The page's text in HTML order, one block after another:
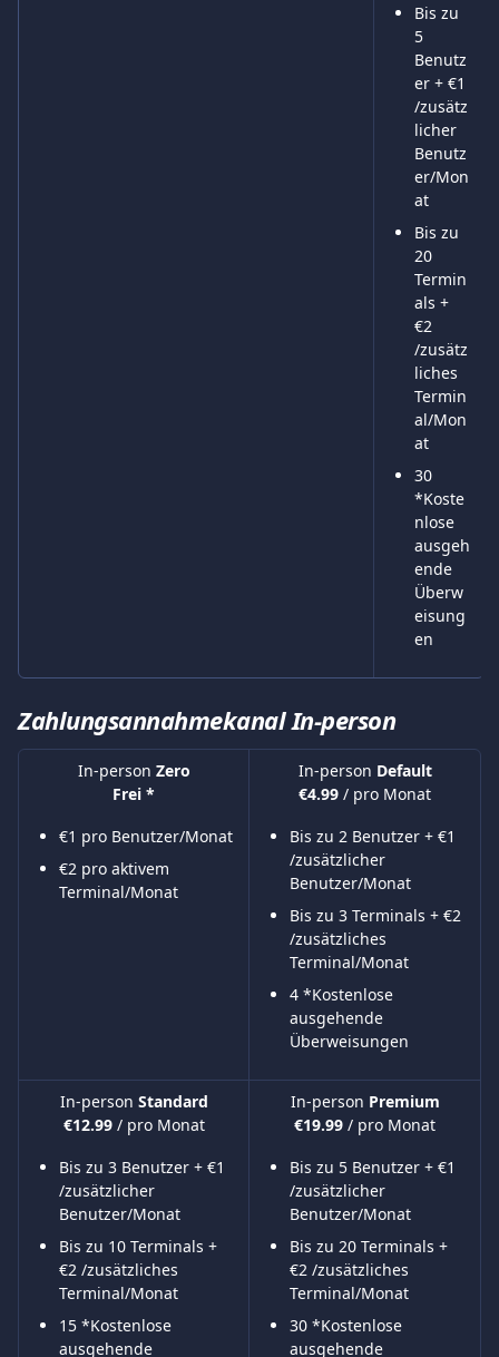
Bis zu
5
Benutz
er + €1
/zusätz
licher
Benutz
er/Mon
at
Bis zu
20
Termin
als +
€2
/zusätz
liches
Termin
al/Mon
at
30
*Koste
nlose
ausgeh
ende
Überw
eisung
en
Zahlungsannahmekanal In-person
In-person Zero
Frei *
€1 pro Benutzer/Monat
€2 pro aktivem
Terminal/Monat
In-person Default
€4.99 / pro Monat
Bis zu 2 Benutzer + €1
/zusätzlicher
Benutzer/Monat
Bis zu 3 Terminals + €2
/zusätzliches
Terminal/Monat
4 *Kostenlose
ausgehende
Überweisungen
In-person Standard
€12.99 / pro Monat
Bis zu 3 Benutzer + €1
/zusätzlicher
Benutzer/Monat
Bis zu 10 Terminals +
€2 /zusätzliches
Terminal/Monat
15 *Kostenlose
ausgehende
In-person Premium
€19.99 / pro Monat
Bis zu 5 Benutzer + €1
/zusätzlicher
Benutzer/Monat
Bis zu 20 Terminals +
€2 /zusätzliches
Terminal/Monat
30 *Kostenlose
ausgehende